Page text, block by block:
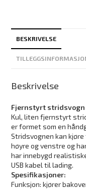
BESKRIVELSE
Beskrivelse
Fjernstyrt stridsvogn
Kul, liten fjernstyrt
er formet som en
Stridsvognen kan
høyre og venstre og
har innebygd
USB kabel til lading.
Spesifikasjoner:
Funksjon: kjører